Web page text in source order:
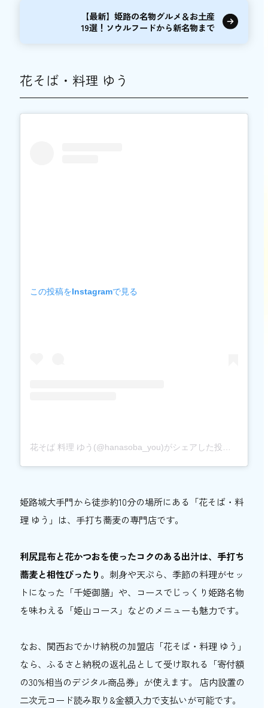
【最新】姫路の名物グルメ＆お土産
19選！ソウルフードから新名物まで
花そば・料理 ゆう
この投稿をInstagramで見る
姫路城大手門から徒歩約10分の場所にある「花そば・料
理 ゆう」は、手打ち蕎麦の専門店です。
利尻昆布と花かつおを使ったコクのある出汁は、手打ち
蕎麦と相性ぴったり 。刺身や天ぷら、季節の料理がセッ
トになった「千姫御膳」や、コースでじっくり姫路名物
を味わえる「姫山コース」などのメニューも魅力です。
なお、関西おでかけ納税の加盟店「花そば・料理 ゆう 」
なら、ふるさと納税の返礼品として受け取れる「寄付額
の30%相当のデジタル商品券」が使えます。 店内設置の
二次元コード読み取り&金額入力で支払いが可能です。